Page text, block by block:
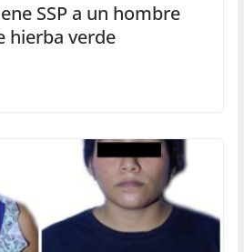
SSP a un hombre
hierba verde